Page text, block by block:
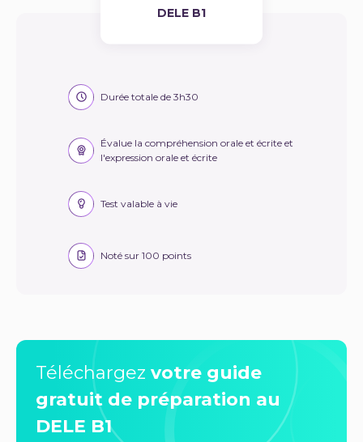
DELE B1
Durée totale de 3h30
Évalue la compréhension orale et écrite et
l'expression orale et écrite
Test valable à vie
Noté sur 100 points
Téléchargez votre guide
gratuit de préparation au
DELE B1